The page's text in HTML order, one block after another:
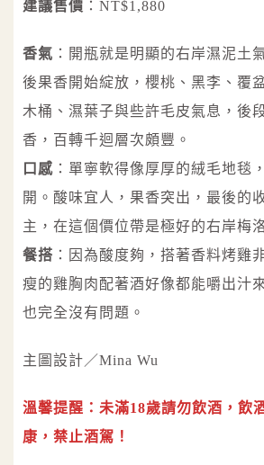
建議售價 ：NT$1,880
香氣 ：開瓶就是明顯的右岸濕泥土
後果香開始綻放，櫻桃、黑李、覆
木桶、濕葉子與些許毛皮氣息，後
香，百轉千迴層次頗豐。
口感 ：單寧軟得像厚厚的絨毛地毯
開。酸味宜人，果香突出，最後的
主，在這個價位帶是極好的右岸梅
餐搭 ：因為酸度夠，搭著香料烤雞
瘦的雞胸肉配著酒好像都能嚼出汁
也完全沒有問題。
主圖設計／Mina Wu
溫馨提醒：未滿18歲請勿飲酒，飲
康，禁止酒駕！